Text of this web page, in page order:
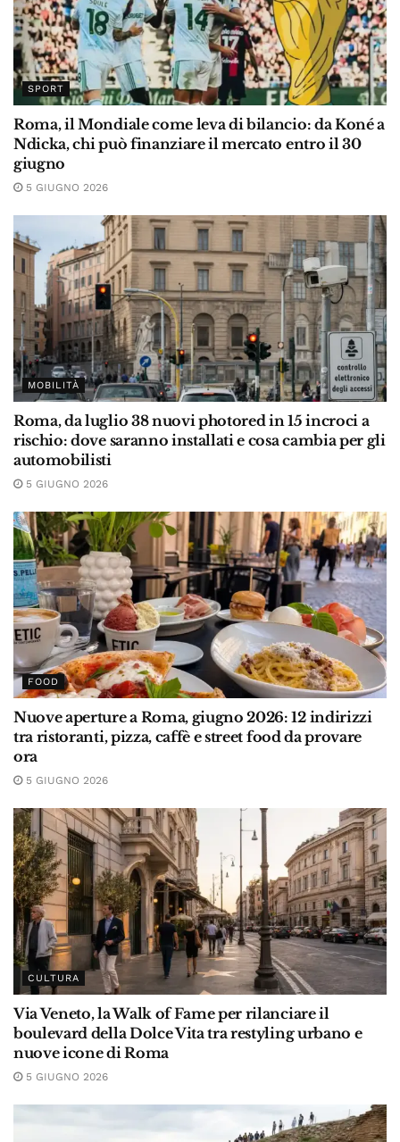
SPORT
Roma, il Mondiale come leva di bilancio: da Koné a
Ndicka, chi può finanziare il mercato entro il 30
giugno
5 GIUGNO 2026
MOBILITÀ
Roma, da luglio 38 nuovi photored in 15 incroci a
rischio: dove saranno installati e cosa cambia per gli
automobilisti
5 GIUGNO 2026
FOOD
Nuove aperture a Roma, giugno 2026: 12 indirizzi
tra ristoranti, pizza, caffè e street food da provare
ora
5 GIUGNO 2026
CULTURA
Via Veneto, la Walk of Fame per rilanciare il
boulevard della Dolce Vita tra restyling urbano e
nuove icone di Roma
5 GIUGNO 2026